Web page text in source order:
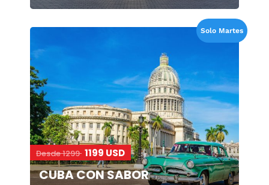
Solo Martes
Desde 1299 1199 USD
CUBA CON SABOR